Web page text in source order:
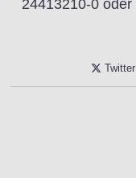
24413210-0
Twitter